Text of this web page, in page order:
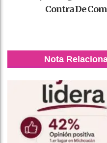
Contra De
Nota